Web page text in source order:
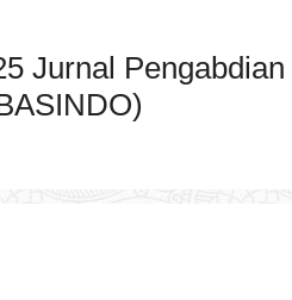
Jurnal